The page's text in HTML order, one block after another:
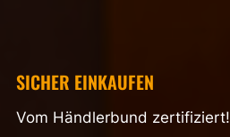
SICHER EINKAUFEN
Vom Händlerbund zertifiziert!